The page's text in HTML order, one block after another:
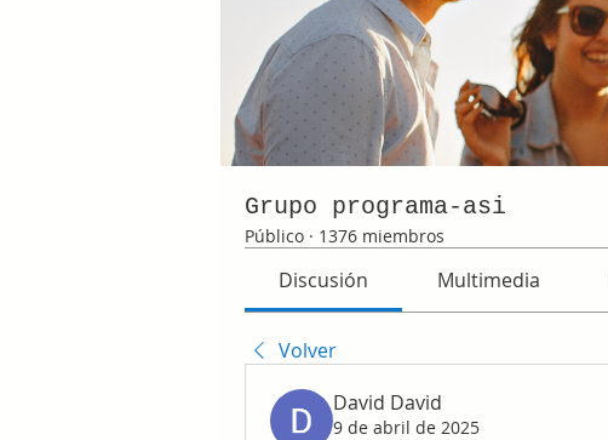
Grupo programa-asi
Público · 1376 miembros
Discusión Multimedia
Volver
David David
9 de abril de 2025